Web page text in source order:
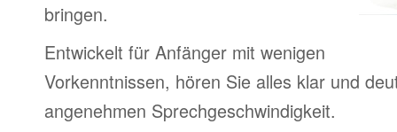
bringen.
Entwickelt für Anfänger mit wenigen
Vorkenntnissen, hören Sie alles klar und
angenehmen Sprechgeschwindigkeit.